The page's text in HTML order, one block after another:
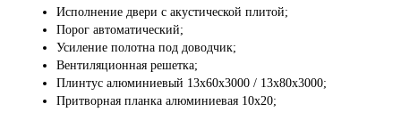
Исполнение двери с акустической плитой;
Порог автоматический;
Усиление полотна под доводчик;
Вентиляционная решетка;
Плинтус алюминиевый 13х60х3000 / 13х80х3000;
Притворная планка алюминиевая 10x20;